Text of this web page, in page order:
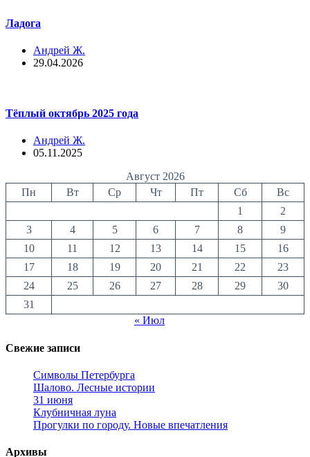
Ладога
Андрей Ж.
29.04.2026
Тёплый октябрь 2025 года
Андрей Ж.
05.11.2025
Август 2026
Пн
Вт Ср Чт Пт Сб
Вс
1
2
3
4 5 6 7 8
9
10
11 12 13 14 15
16
17
18 19 20 21 22
23
24
25 26 27 28 29
30
31
« Июл
Свежие записи
Символы Петербурга
Шалово. Лесные истории
31 июня
Клубничная луна
Прогулки по городу. Новые впечатления
Архивы